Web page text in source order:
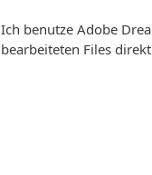
Ich benutze Adobe
bearbeiteten Files